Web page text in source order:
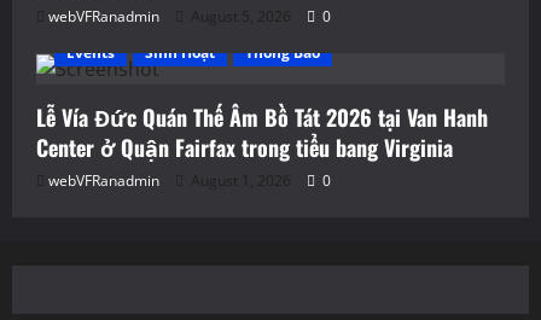
webVFRanadmin August 5, 2026
0
Events
Sinh Hoạt Thông Báo
Lễ Vía Đức Quán Thế Âm Bồ Tát 2026 tại Van Hanh
Center ở Quận Fairfax trong tiểu bang Virginia
webVFRanadmin August 1, 2026 0